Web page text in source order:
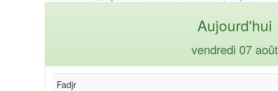
Aujourd'hui
vendredi 07 août
Fadjr